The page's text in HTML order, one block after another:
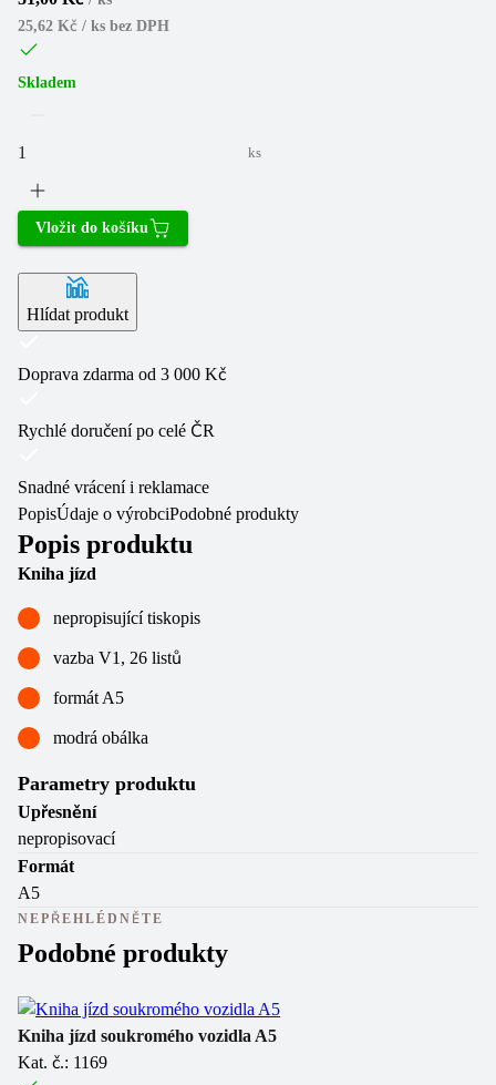
25,62 Kč / ks bez DPH
Skladem
ks
Vložit do košíku
Hlídat produkt
Doprava zdarma od 3 000 Kč
Rychlé doručení po celé ČR
Snadné vrácení i reklamace
PopisÚdaje o výrobciPodobné produkty
Popis produktu
Kniha jízd
nepropisující tiskopis
vazba V1, 26 listů
formát A5
modrá obálka
Parametry produktu
Upřesnění
nepropisovací
Formát
A5
NEPŘEHLÉDNĚTE
Podobné produkty
Kniha jízd soukromého vozidla A5
Kat. č.: 1169